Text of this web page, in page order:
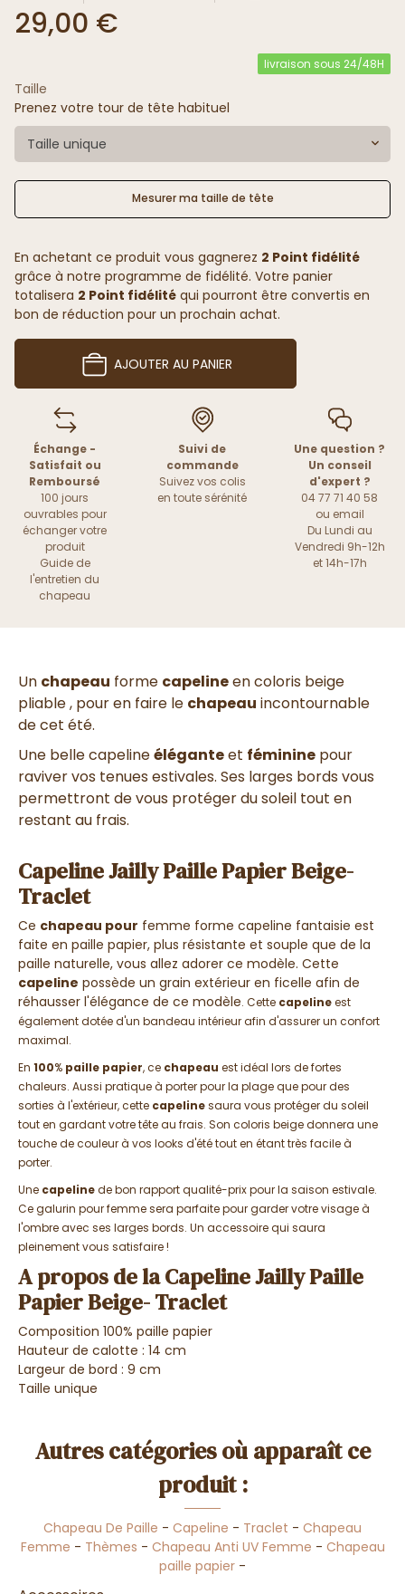
29,00 €
livraison sous 24/48H
Taille
Prenez votre tour de tête habituel
Taille unique
Mesurer ma taille de tête
En achetant ce produit vous gagnerez 2 Point fidélité
grâce à notre programme de fidélité. Votre panier
totalisera 2 Point fidélité qui pourront être convertis en
bon de réduction pour un prochain achat.
AJOUTER AU PANIER
Échange -
Satisfait ou
Remboursé
100 jours
ouvrables pour
échanger votre
produit
Guide de
l'entretien du
chapeau
Suivi de
commande
Suivez vos colis
en toute sérénité
Une question ?
Un conseil
d'expert ?
04 77 71 40 58
ou email
Du Lundi au
Vendredi 9h-12h
et 14h-17h
Un chapeau forme capelineen coloris beige
pliable , pour en faire le chapeau incontournable
de cet été.
Une belle capelineéléganteet féminine pour
raviver vos tenues estivales. Ses larges bords vous
permettront de vous protéger du soleil tout en
restant au frais.
Capeline Jailly Paille Papier Beige-
Traclet
Ce chapeau pour femme forme capeline fantaisie est
faite en paille papier, plus résistante et souple que de la
paille naturelle, vous allez adorer ce modèle. Cette
capeline possède un grain extérieur en ficelle afin de
réhausser l'élégance de ce modèle. Cette capelineest
également dotée d'un bandeau intérieur afin d'assurer un confort
maximal.
En 100% paille papier, ce chapeau est idéal lors de fortes
chaleurs. Aussi pratique à porter pour la plage que pour des
sorties à l'extérieur, cette capelinesaura vous protéger du soleil
tout en gardant votre tête au frais. Son coloris beige donnera une
touche de couleur à vos looks d'été tout en étant très facile à
porter.
Une capelinede bon rapport qualité-prix pour la saison estivale.
Ce galurin pour femme sera parfaite pour garder votre visage à
l'ombre avec ses larges bords. Un accessoire qui saura
pleinement vous satisfaire !
A propos de la Capeline Jailly Paille
Papier Beige- Traclet
Composition 100% paille papier
Hauteur de calotte : 14 cm
Largeur de bord : 9 cm
Taille unique
Autres catégories où apparaît ce
produit :
Chapeau De Paille - Capeline - Traclet - Chapeau
Femme - Thèmes - Chapeau Anti UV Femme - Chapeau
paille papier -